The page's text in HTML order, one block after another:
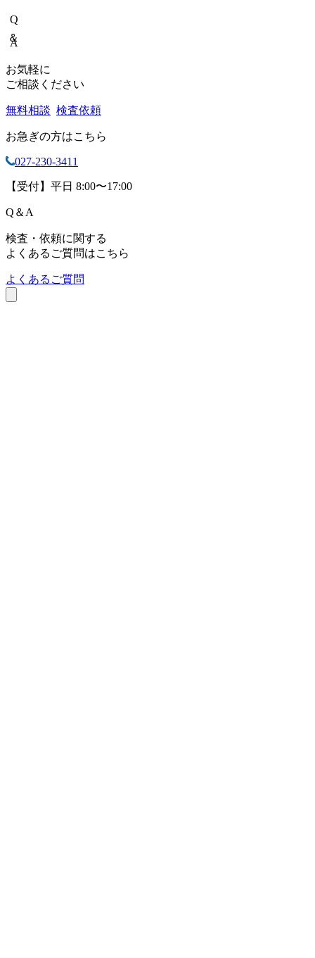
Q＆A
お気軽に
ご相談ください
無料相談 検査依頼
お急ぎの方はこちら
027-230-3411
【受付】平日 8:00〜17:00
Q ＆ A
検査・依頼に関する
よくあるご質問はこちら
よくあるご質問